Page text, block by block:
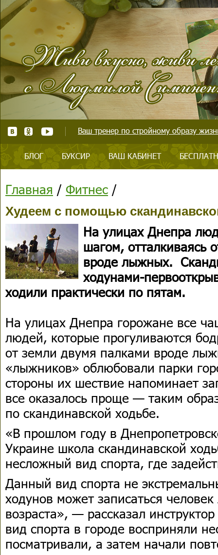
Ваш тренер по стройному образу
БЛОГ БУКСИР ВАШ КАБИНЕТ
Главная / Фитнес /
Худеем с помощью
На улицах Днепра
шагом, отталкиваясь
вроде лыжных.
ходунами-
ходили практически по пятам.
На улицах Днепра горожане все
людей, которые прогуливаются
от земли двумя палками вроде
«лыжников» облюбовали парки
стороны их шествие напоминает
все оказалось проще — таким
по скандинавской ходьбе.
«В прошлом году в
Украине школа скандинавской
несложный вид спорта, где
Данный вид спорта не
ходунов может записаться
возраста», — рассказал
вид спорта в городе восприняли
посматривали, а затем начали